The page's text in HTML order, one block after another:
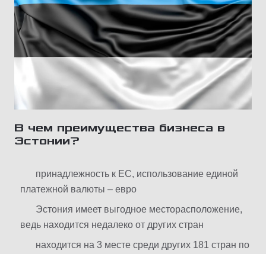
В чем преимущества бизнеса в
Эстонии?
принадлежность к ЕС, использование единой
платежной валюты – евро
Эстония имеет выгодное месторасположение,
ведь находится недалеко от других стран
находится на 3 месте среди других 181 стран по